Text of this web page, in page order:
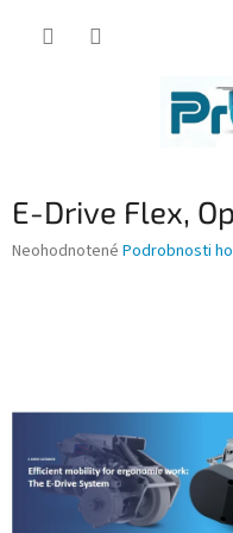
E-Drive Flex,
Priemerné
hviezdičiek.
Neohodnotené Podrobnosti